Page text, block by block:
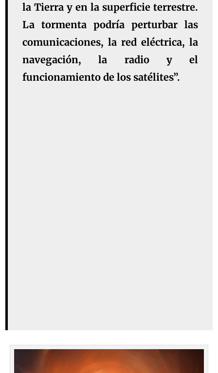
la Tierra y en la superficie terrestre.
La tormenta podría perturbar las
comunicaciones, la red eléctrica, la
navegación, la radio y el
funcionamiento de los satélites”.